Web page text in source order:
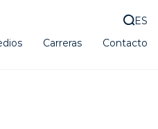
Carreras Contacto
ES